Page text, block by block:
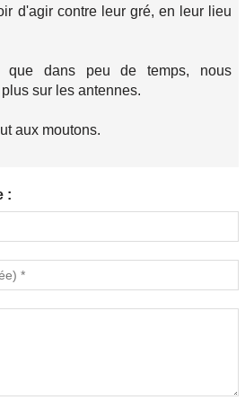
d'agir contre leur gré, en leur lieu
que dans peu de temps, nous
sur les antennes.
aux moutons.
: